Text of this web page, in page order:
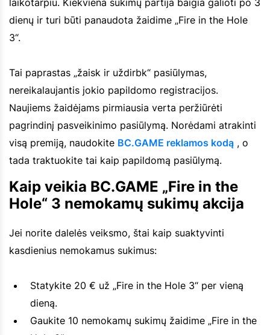
dienų ir turi būti panaudota žaidime „Fire in the Hole
3“.
Tai paprastas „žaisk ir uždirbk“ pasiūlymas,
nereikalaujantis jokio papildomo registracijos.
Naujiems žaidėjams pirmiausia verta peržiūrėti
pagrindinį pasveikinimo pasiūlymą. Norėdami atrakinti
visą premiją, naudokite BC.GAME reklamos kodą , o
tada traktuokite tai kaip papildomą pasiūlymą.
Kaip veikia BC.GAME „Fire in the
Hole“ 3 nemokamų sukimų akcija
Jei norite dalelės veiksmo, štai kaip suaktyvinti
kasdienius nemokamus sukimus:
Statykite 20 € už „Fire in the Hole 3“ per vieną
dieną.
Gaukite 10 nemokamų sukimų žaidime „Fire in the